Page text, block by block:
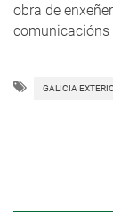
obra de
comunicacións
GALICIA